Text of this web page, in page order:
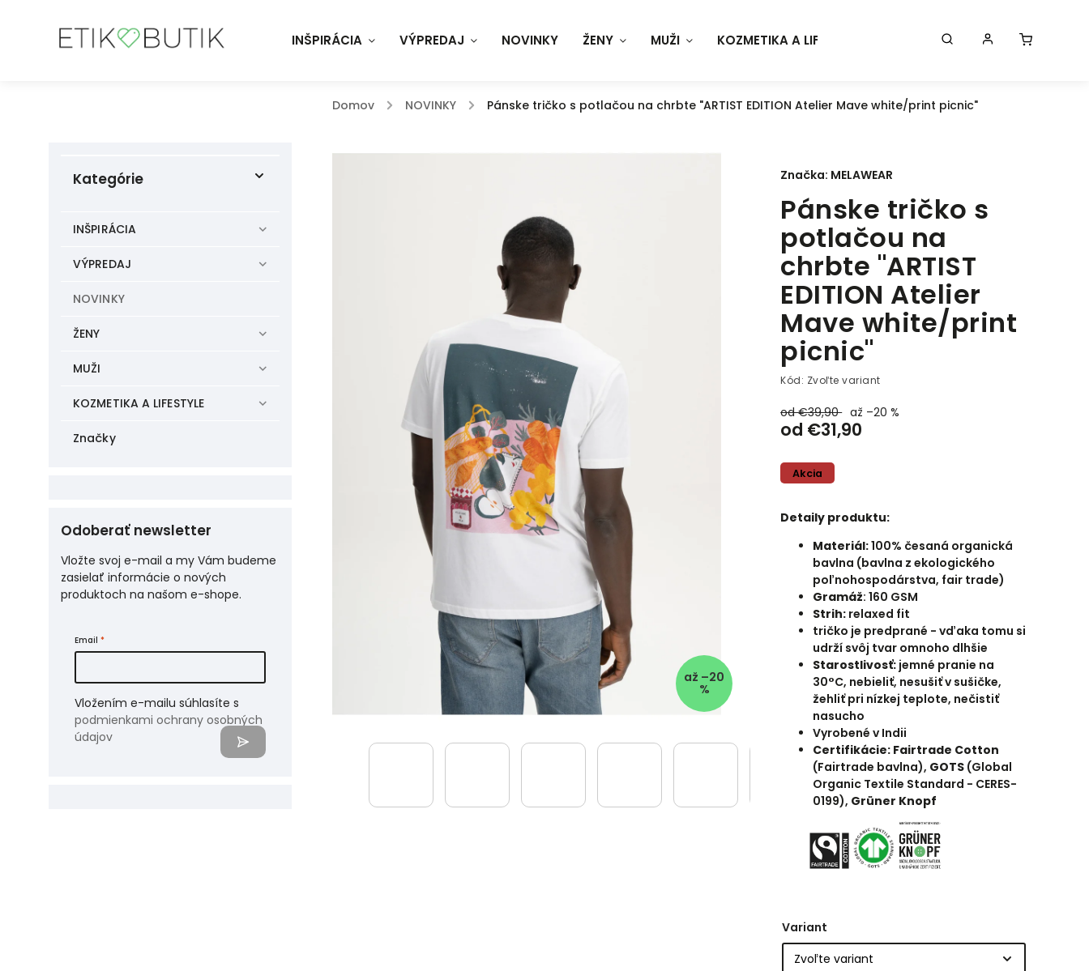
INŠPIRÁCIA VÝPREDAJ NOVINKY ŽENY MUŽI KOZMETIKA A LIFESTYLE KONTAKT BLOG
Domov / NOVINKY / Pánske tričko s potlačou na chrbte "ARTIST EDITION Atelier Mave white/print picnic"
Kategórie
INŠPIRÁCIA
VÝPREDAJ
NOVINKY
ŽENY
MUŽI
KOZMETIKA A LIFESTYLE
Značky
Odoberať newsletter
Vložte svoj e-mail a my Vám budeme
zasielať informácie o nových
produktoch na našom e-shope.
Email
Vložením e-mailu súhlasíte s
podmienkami ochrany osobných
údajov
až –20
%
Pánske tričko s
potlačou na
chrbte "ARTIST
EDITION Atelier
Mave white/print
picnic"
Kód: Zvoľte variant
od €39,90 až –20 %
od €31,90
Detaily produktu:
Materiál:100% česaná organická
bavlna (bavlna z ekologického
poľnohospodárstva, fair trade)
Gramáž: 160 GSM
Strih: relaxed fit
tričko je predprané - vďaka tomu si
udrží svôj tvar omnoho dlhšie
Starostlivosť: jemné pranie na
30°C, nebieliť, nesušiť v sušičke,
žehliť pri nízkej teplote, nečistiť
nasucho
Vyrobené v Indii
Certifikácie: Fairtrade Cotton
(Fairtrade bavlna), GOTS (Global
Organic Textile Standard - CERES-
0199), Grüner Knopf
Akcia
Značka: MELAWEAR
Variant